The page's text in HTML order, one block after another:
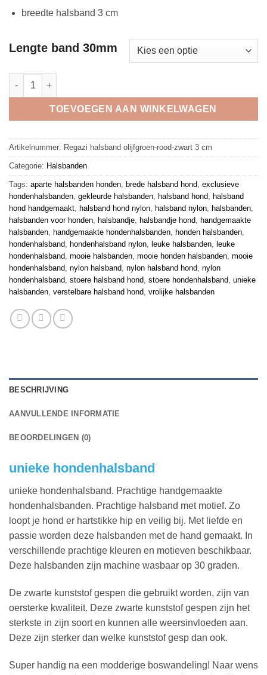
breedte halsband 3 cm
Lengte band 30mm
Regazi halsband olijfgroen-rood-zwart 3 cm aantal
TOEVOEGEN AAN WINKELWAGEN
Artikelnummer: Regazi halsband olijfgroen-rood-zwart 3 cm
Categorie: Halsbanden
Tags: aparte halsbanden honden brede halsband hond exclusieve
hondenhalsbanden gekleurde halsbanden halsband hond
halsband
hond handgemaakt
halsband hond nylon halsband nylon halsbanden
halsbanden voor honden
halsbandje halsbandje hond
handgemaakte
halsbanden
handgemaakte hondenhalsbanden honden halsbanden
hondenhalsband
hondenhalsband nylon leuke halsbanden
leuke
hondenhalsband mooie halsbanden mooie honden halsbanden mooie
hondenhalsband nylon halsband nylon halsband hond nylon
hondenhalsband stoere halsband hond stoere hondenhalsband unieke
halsbanden verstelbare halsband hond vrolijke halsbanden
BESCHRIJVING
AANVULLENDE INFORMATIE
BEOORDELINGEN (0)
unieke hondenhalsband
unieke hondenhalsband. Prachtige handgemaakte
hondenhalsbanden. Prachtige halsband met motief. Zo
loopt je hond er hartstikke hip en veilig bij. Met liefde en
passie worden deze halsbanden met de hand gemaakt. In
verschillende prachtige kleuren en motieven beschikbaar.
Deze halsbanden zijn machine wasbaar op 30 graden.
De zwarte kunststof gespen die gebruikt worden, zijn van
oersterke kwaliteit. Deze zwarte kunststof gespen zijn het
sterkste in zijn soort en kunnen alle weersinvloeden aan.
Deze zijn sterker dan welke kunststof gesp dan ook.
Super handig na een modderige boswandeling! Naar wens